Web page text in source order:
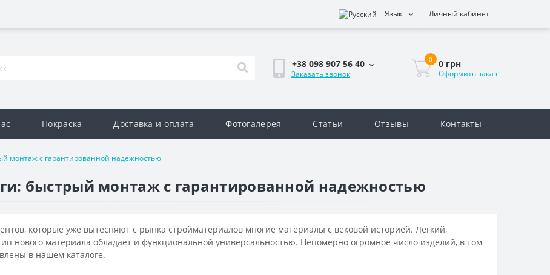
Язык Личный кабинет
+38 098 907 56 40
Заказать звонок
0 0 грн
Оформить заказ
Покраска Доставка и оплата Фотогалерея Статьи Отзывы Контакты
монтаж с гарантированной надежностью
быстрый монтаж с гарантированной надежностью
которые уже вытесняют с рынка стройматериалов многие материалы с вековой историей. Легкий,
нового материала обладает и функциональной универсальностью. Непомерно огромное число изделий, в том
в нашем каталоге.